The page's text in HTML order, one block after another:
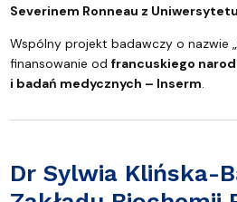
Severinem Ronneau z
Wspólny projekt badawczy o nazwie „
finansowanie od francuskiego
i badań medycznych – Inserm.
Dr Sylwia Klińska-